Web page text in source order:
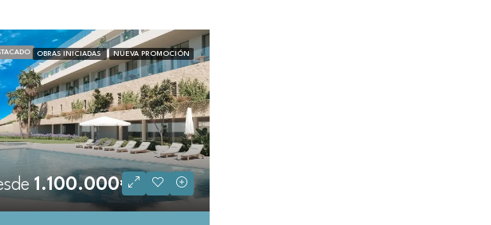
OBRAS INICIADAS NUEVA PROMOCIÓN
1.100.000€+ IVA